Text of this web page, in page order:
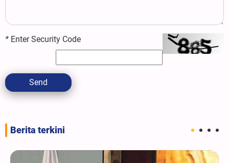
* Enter Security Code
Send
Berita terkini